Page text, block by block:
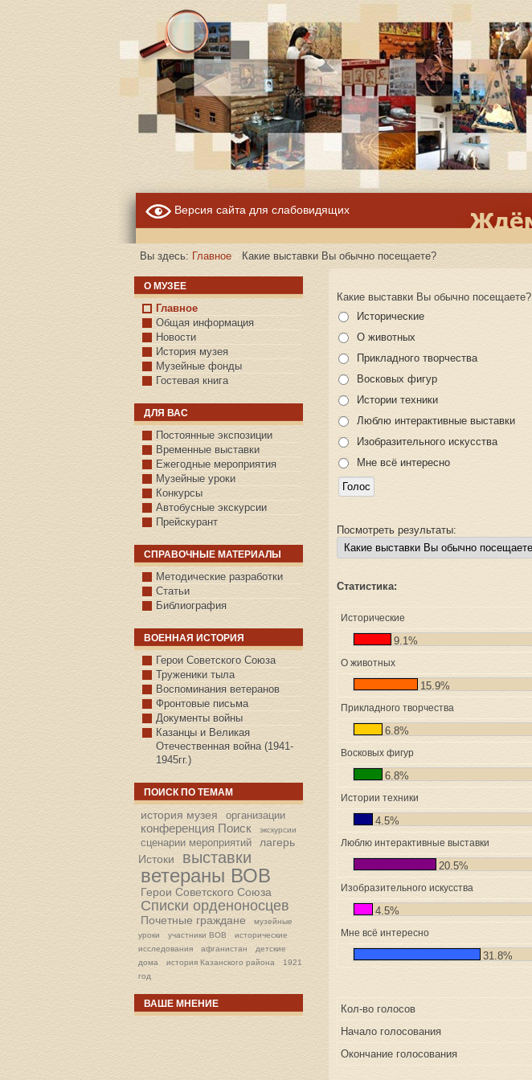
Версия сайта для слабовидящих
Вы здесь: Главное Какие выставки Вы обычно посещаете?
О МУЗЕЕ
Главное
Общая информация
Новости
История музея
Музейные фонды
Гостевая книга
ДЛЯ ВАС
Постоянные экспозиции
Временные выставки
Ежегодные мероприятия
Музейные уроки
Конкурсы
Автобусные экскурсии
Прейскурант
СПРАВОЧНЫЕ МАТЕРИАЛЫ
Методические разработки
Статьи
Библиография
ВОЕННАЯ ИСТОРИЯ
С.КАЗАНСКОЕ
Герои Советского Союза
Труженики тыла
Воспоминания ветеранов
Фронтовые письма
Документы войны
Казанцы и Великая
Отечественная война (1941-
1945гг.)
ПОИСК ПО ТЕМАМ
история музея организации
конференция Поиск экскурсии
сценарии мероприятий
лагерь
Истоки
выставки
ветераны ВОВ
Герои Советского Союза
Списки орденоносцев
Почетные граждане
музейные
уроки
участники ВОВ
исторические
исследования
афганистан
детские
дома
история Казанского района
1921
год
ВАШЕ МНЕНИЕ
Какие выставки Вы обычно посещаете?
Исторические
О животных
Прикладного творчества
Восковых фигур
Истории техники
Люблю интерактивные выставки
Изобразительного искусства
Мне всё интересно
Посмотреть результаты:
Статистика:
Исторические
9.1%
О животных
15.9%
Прикладного творчества
6.8%
Восковых фигур
6.8%
Истории техники
4.5%
Люблю интерактивные выставки
20.5%
Изобразительного искусства
4.5%
Мне всё интересно
31.8%
Кол-во голосов
Начало голосования
Окончание голосования